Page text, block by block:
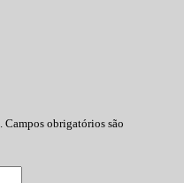
Campos obrigatórios são